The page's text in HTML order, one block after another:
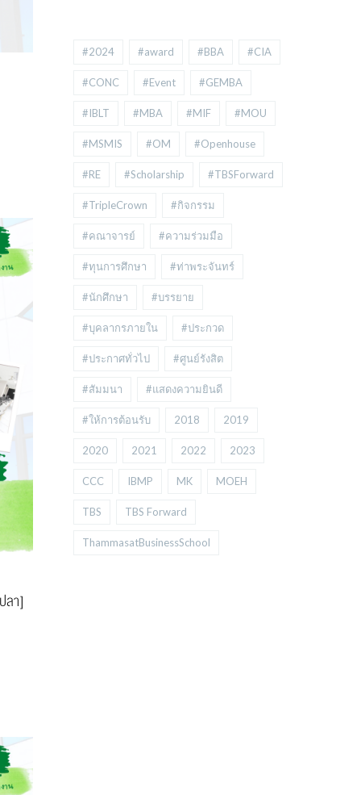
ลา]
#2024 #award #BBA #CIA
#CONC #Event #GEMBA
#IBLT #MBA #MIF #MOU
#MSMIS #OM #Openhouse
#RE #Scholarship #TBSForward
#TripleCrown #กิจกรรม
#คณาจารย์ #ความร่วมมือ
#ทุนการศึกษา #ท่าพระจันทร์
#นักศึกษา #บรรยาย
#บุคลากรภายใน #ประกวด
#ประกาศทั่วไป #ศูนย์รังสิต
#สัมมนา #แสดงความยินดี
#ให้การต้อนรับ 2018 2019
2020 2021 2022 2023
CCC IBMP MK MOEH
TBS TBS Forward
ThammasatBusinessSchool